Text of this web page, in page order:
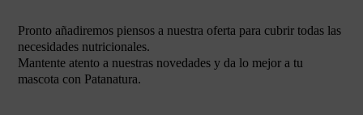
Pronto añadiremos piensos a nuestra oferta para cubrir todas las
necesidades nutricionales.
Mantente atento a nuestras novedades y da lo mejor a tu
mascota con Patanatura.